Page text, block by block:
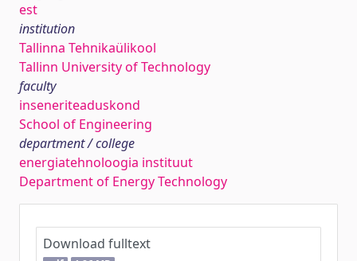
est
institution
Tallinna Tehnikaülikool
Tallinn University of Technology
faculty
inseneriteaduskond
School of Engineering
department / college
energiatehnoloogia instituut
Department of Energy Technology
Download fulltext